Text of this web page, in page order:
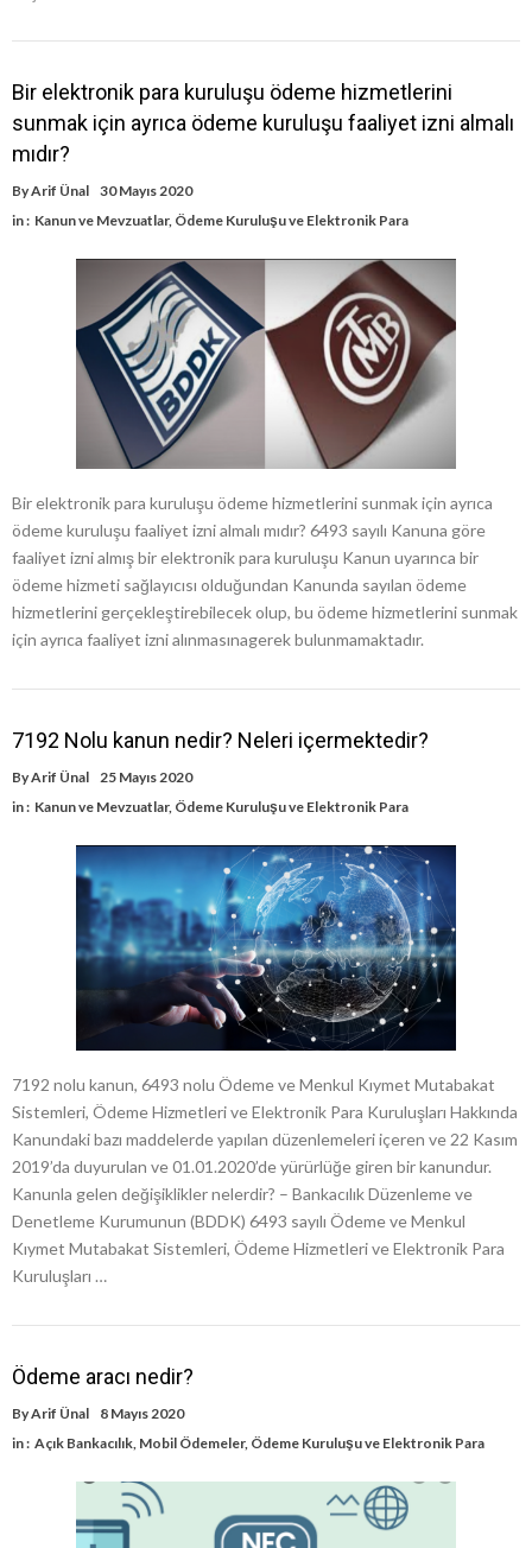
Bir elektronik para kuruluşu ödeme hizmetlerini
sunmak için ayrıca ödeme kuruluşu faaliyet izni almalı
mıdır?
ByArif Ünal 30 Mayıs 2020
in : Kanun ve Mevzuatlar, Ödeme Kuruluşu ve Elektronik Para
Bir elektronik para kuruluşu ödeme hizmetlerini sunmak için ayrıca
ödeme kuruluşu faaliyet izni almalı mıdır? 6493 sayılı Kanuna göre
faaliyet izni almış bir elektronik para kuruluşu Kanun uyarınca bir
ödeme hizmeti sağlayıcısı olduğundan Kanunda sayılan ödeme
hizmetlerini gerçekleştirebilecek olup, bu ödeme hizmetlerini sunmak
için ayrıca faaliyet izni alınmasınagerek bulunmamaktadır.
7192 Nolu kanun nedir? Neleri içermektedir?
ByArif Ünal 25 Mayıs 2020
in : Kanun ve Mevzuatlar, Ödeme Kuruluşu ve Elektronik Para
7192 nolu kanun, 6493 nolu Ödeme ve Menkul Kıymet Mutabakat
Sistemleri, Ödeme Hizmetleri ve Elektronik Para Kuruluşları Hakkında
Kanundaki bazı maddelerde yapılan düzenlemeleri içeren ve 22 Kasım
2019’da duyurulan ve 01.01.2020’de yürürlüğe giren bir kanundur.
Kanunla gelen değişiklikler nelerdir? – Bankacılık Düzenleme ve
Denetleme Kurumunun (BDDK) 6493 sayılı Ödeme ve Menkul
Kıymet Mutabakat Sistemleri, Ödeme Hizmetleri ve Elektronik Para
Kuruluşları …
Ödeme aracı nedir?
ByArif Ünal
8 Mayıs 2020
in : Açık Bankacılık Mobil Ödemeler, Ödeme Kuruluşu ve Elektronik Para